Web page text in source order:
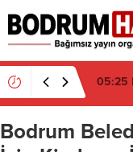
19:16
Bodrum